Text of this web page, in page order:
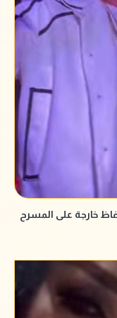
خارجة على المسرح